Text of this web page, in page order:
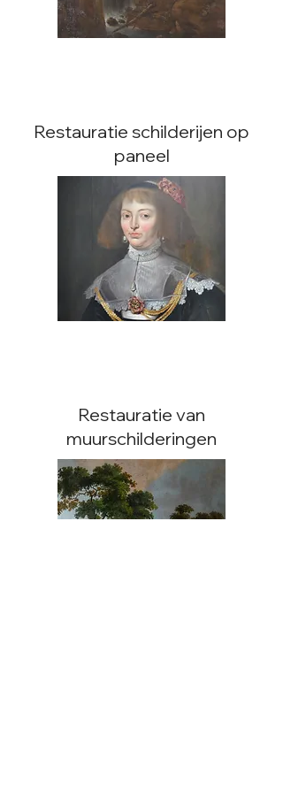
Restauratie schilderijen op
paneel
Restauratie van
muurschilderingen